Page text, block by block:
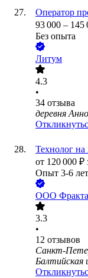
Оператор
93 000 – 145
Без опыта
Литум
4.3
•
34 отзыва
деревня
Технолог на
от 120 000 ₽
Опыт 3-6 лет
ООО
3.3
•
12 отзывов
Санкт-
Балтийская